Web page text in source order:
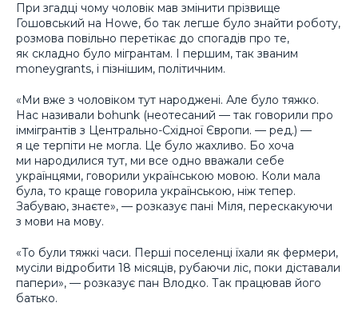
При згадці чому чоловік мав змінити прізвище
Гошовський на Howe, бо так легше було знайти роботу,
розмова повільно перетікає до спогадів про те,
як складно було мігрантам. І першим, так званим
moneygrants, і пізнішим, політичним.
«Ми вже з чоловіком тут народжені. Але було тяжко.
Нас називали bohunk (неотесаний — так говорили про
іммігрантів з Центрально-Східної Європи. — ред.) —
я це терпіти не могла. Це було жахливо. Бо хоча
ми народилися тут, ми все одно вважали себе
українцями, говорили українською мовою. Коли мала
була, то краще говорила українською, ніж тепер.
Забуваю, знаєте», — розказує пані Міля, перескакуючи
з мови на мову.
«То були тяжкі часи. Перші поселенці їхали як фермери,
мусіли відробити 18 місяців, рубаючи ліс, поки діставали
папери», — розказує пан Влодко. Так працював його
батько.